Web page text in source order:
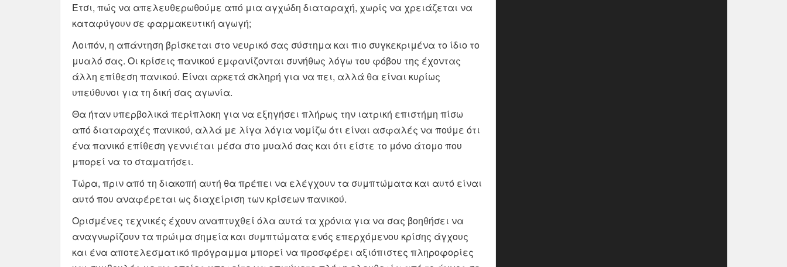
Έτσι, πώς να απελευθερωθούμε από μια αγχώδη διαταραχή, χωρίς να χρειάζεται να
καταφύγουν σε φαρμακευτική αγωγή;
Λοιπόν, η απάντηση βρίσκεται στο νευρικό σας σύστημα και πιο συγκεκριμένα το ίδιο το
μυαλό σας. Οι κρίσεις πανικού εμφανίζονται συνήθως λόγω του φόβου της έχοντας
άλλη επίθεση πανικού. Είναι αρκετά σκληρή για να πει, αλλά θα είναι κυρίως
υπεύθυνοι για τη δική σας αγωνία.
Θα ήταν υπερβολικά περίπλοκη για να εξηγήσει πλήρως την ιατρική επιστήμη πίσω
από διαταραχές πανικού, αλλά με λίγα λόγια νομίζω ότι είναι ασφαλές να πούμε ότι
ένα πανικό επίθεση γεννιέται μέσα στο μυαλό σας και ότι είστε το μόνο άτομο που
μπορεί να το σταματήσει.
Τώρα, πριν από τη διακοπή αυτή θα πρέπει να ελέγχουν τα συμπτώματα και αυτό είναι
αυτό που αναφέρεται ως διαχείριση των κρίσεων πανικού.
Ορισμένες τεχνικές έχουν αναπτυχθεί όλα αυτά τα χρόνια για να σας βοηθήσει να
αναγνωρίζουν τα πρώιμα σημεία και συμπτώματα ενός επερχόμενου κρίσης άγχους
και ένα αποτελεσματικό πρόγραμμα μπορεί να προσφέρει αξιόπιστες πληροφορίες